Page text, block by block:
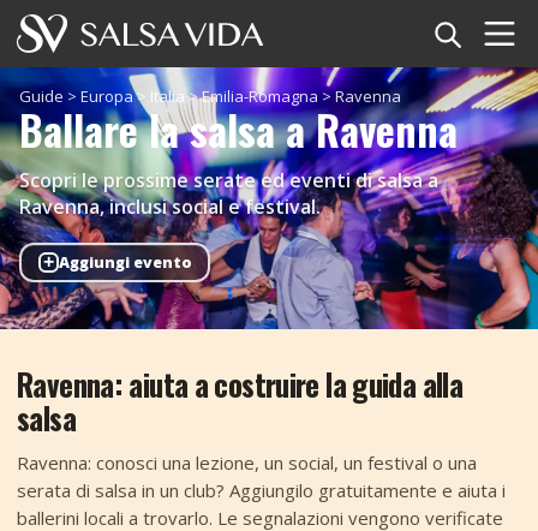
Home
Eventi
Notizie
Articoli
Video
Glossario della salsa
TuneTempo
Guide > Europa> Italia>Emilia-Romagna>Ravenna
Ballare la salsa a Ravenna
Scopri le prossime serate ed eventi di salsa a
Ravenna, inclusi social e festival.
+ Aggiungi evento
Ravenna: aiuta a costruire la guida alla
salsa
Ravenna: conosci una lezione, un social, un festival o una
serata di salsa in un club? Aggiungilo gratuitamente e aiuta i
ballerini locali a trovarlo. Le segnalazioni vengono verificate